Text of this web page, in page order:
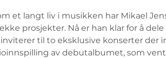
et langt liv i musikken har Mikael
prosjekter. Nå er han klar for å
inviterer til to eksklusive konserter der
av debutalbumet, som